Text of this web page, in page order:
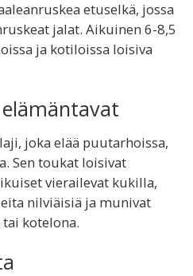
etuselkä, jossa
jalat. Aikuinen 6-8,5
ja kotiloissa loisiva
joka elää puutarhoissa,
Sen toukat loisivat
vierailevat kukilla,
nilviäisiä ja munivat
kotelona.